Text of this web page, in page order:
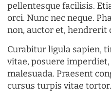
pellentesque facilisis.
orci. Nunc nec neque.
non, auctor et, hendrerit
Curabitur ligula sapien,
vitae, posuere imperdiet,
malesuada. Praesent
cursus turpis vitae